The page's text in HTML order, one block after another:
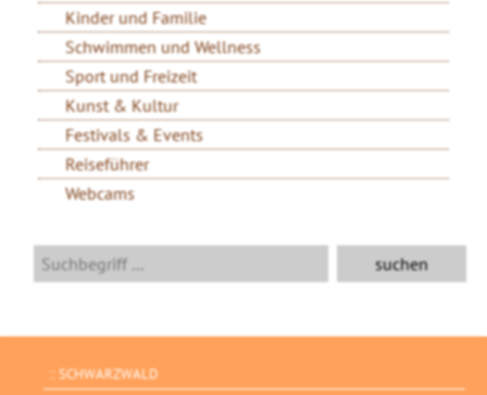
Kinder und Familie
Schwimmen und Wellness
Sport und Freizeit
Kunst & Kultur
Festivals & Events
Reiseführer
Webcams
SCHWARZWALD